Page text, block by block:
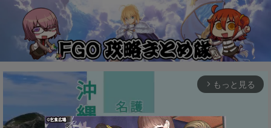
arrow_forward_ios もっと見る